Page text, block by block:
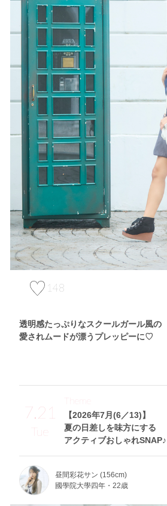
148
透明感たっぷりなスクールガール風の
愛されムードが漂うプレッピーに♡
7.21
Tue
【2026年7月(6／13)】
夏の日差しを味方にする
アクティブおしゃれ
Theme
昼間彩花サン (156cm)
國學院大學四年・22歳